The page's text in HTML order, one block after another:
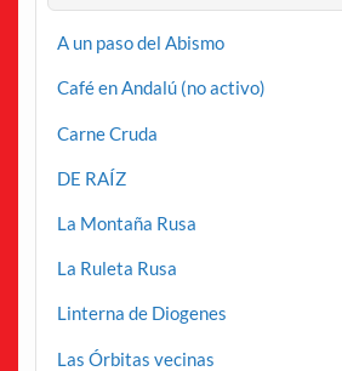
A un paso del Abismo
Café en Andalú (no activo)
Carne Cruda
DE RAÍZ
La Montaña Rusa
La Ruleta Rusa
Linterna de Diogenes
Las Órbitas vecinas